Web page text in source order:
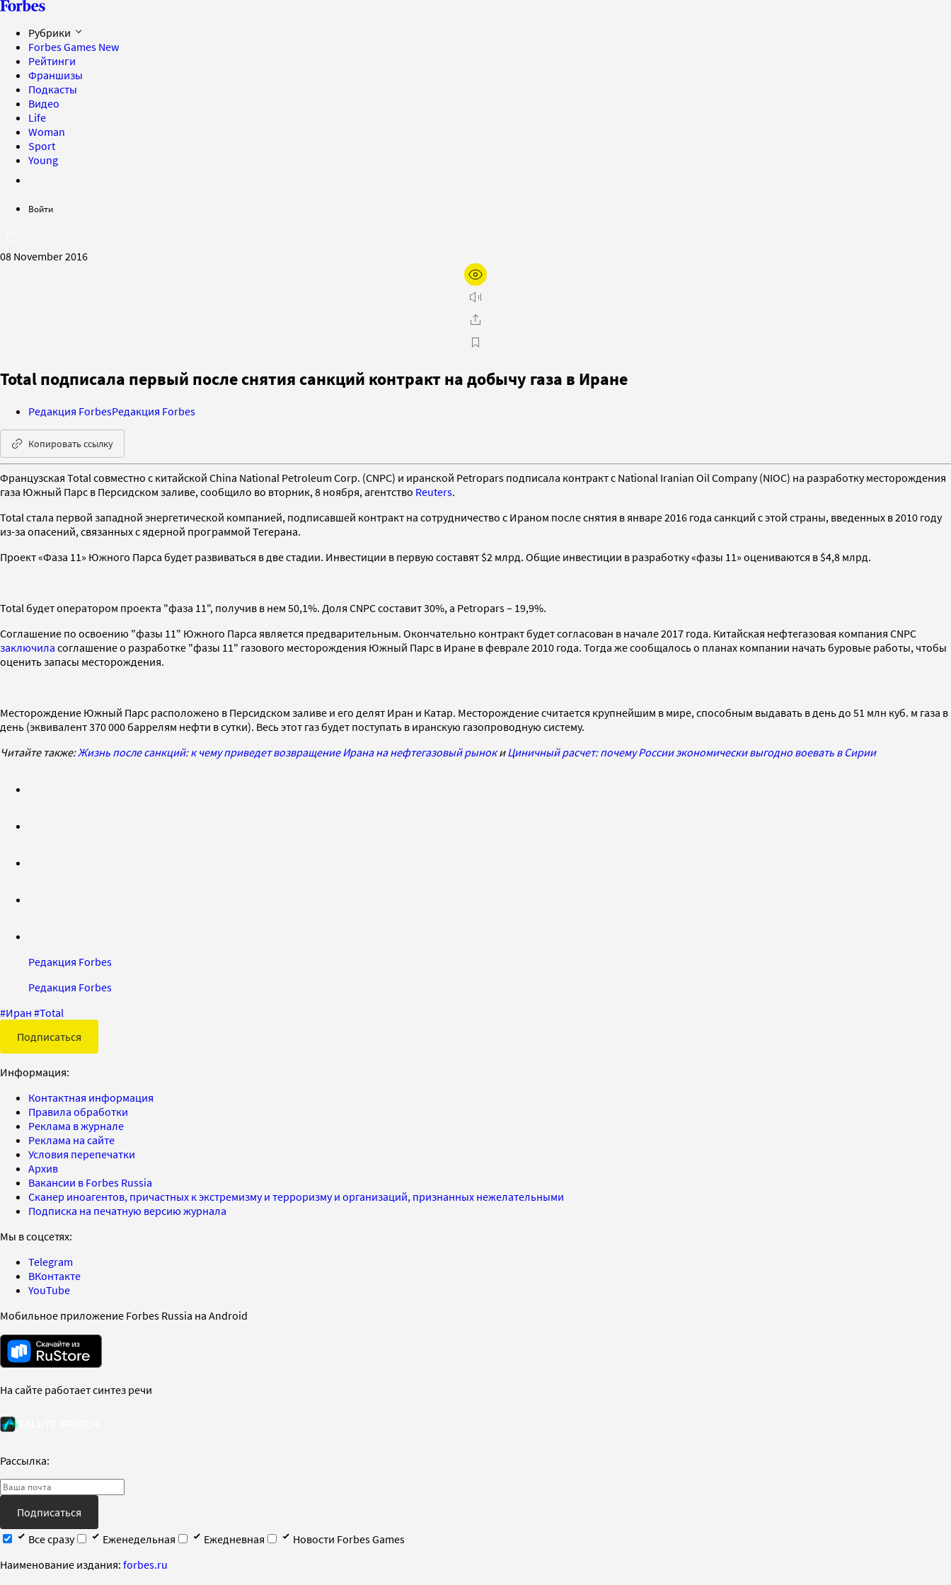
Рубрики
Forbes Games New
Рейтинги
Франшизы
Подкасты
Видео
Life
Woman
Sport
Young
Войти
08 November 2016
Total подписала первый после снятия санкций контракт на добычу газа в Иране
Редакция ForbesРедакция Forbes
Копировать ссылку
Французская Total совместно с китайской China National Petroleum Corp. (CNPC) и иранской Petropars подписала контракт с National Iranian Oil Company (NIOC) на разработку месторождения
газа Южный Парс в Персидском заливе, сообщило во вторник, 8 ноября, агентство Reuters.
Total стала первой западной энергетической компанией, подписавшей контракт на сотрудничество с Ираном после снятия в январе 2016 года санкций с этой страны, введенных в 2010 году
из-за опасений, связанных с ядерной программой Тегерана.
Проект «Фаза 11» Южного Парса будет развиваться в две стадии. Инвестиции в первую составят $2 млрд. Общие инвестиции в разработку «фазы 11» оцениваются в $4,8 млрд.
Total будет оператором проекта "фаза 11", получив в нем 50,1%. Доля CNPC составит 30%, а Petropars – 19,9%.
Соглашение по освоению "фазы 11" Южного Парса является предварительным. Окончательно контракт будет согласован в начале 2017 года. Китайская нефтегазовая компания CNPC
заключила соглашение о разработке "фазы 11" газового месторождения Южный Парс в Иране в феврале 2010 года. Тогда же сообщалось о планах компании начать буровые работы, чтобы
оценить запасы месторождения.
Месторождение Южный Парс расположено в Персидском заливе и его делят Иран и Катар. Месторождение считается крупнейшим в мире, способным выдавать в день до 51 млн куб. м газа в
день (эквивалент 370 000 баррелям нефти в сутки). Весь этот газ будет поступать в иранскую газопроводную систему.
Читайте также:Жизнь после санкций: к чему приведет возвращение Ирана на нефтегазовый рынокиЦиничный расчет: почему России экономически выгодно воевать в Сирии
Редакция Forbes
Редакция Forbes
#Иран #Total
Подписаться
Информация:
Контактная информация
Правила обработки
Реклама в журнале
Реклама на сайте
Условия перепечатки
Архив
Вакансии в Forbes Russia
Сканер иноагентов, причастных к экстремизму и терроризму и организаций, признанных нежелательными
Подписка на печатную версию журнала
Мы в соцсетях:
Telegram
ВКонтакте
YouTube
Мобильное приложение Forbes Russia на Android
На сайте работает синтез речи
Рассылка:
Подписаться
Все сразу
Еженедельная Ежедневная
Новости Forbes Games
Наименование издания: forbes.ru